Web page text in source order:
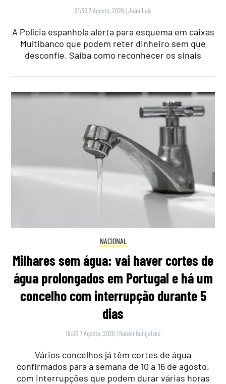
21:30 7 Agosto, 2026 |João Luís
A Polícia espanhola alerta para esquema em caixas
Multibanco que podem reter dinheiro sem que
desconfie. Saiba como reconhecer os sinais
NACIONAL
Milhares sem água: vai haver cortes de
água prolongados em Portugal e há um
concelho com interrupção durante 5
dias
18:30 7 Agosto, 2026 | Rubén Gonçalves
Vários concelhos já têm cortes de água
confirmados para a semana de 10 a 16 de agosto,
com interrupções que podem durar várias horas